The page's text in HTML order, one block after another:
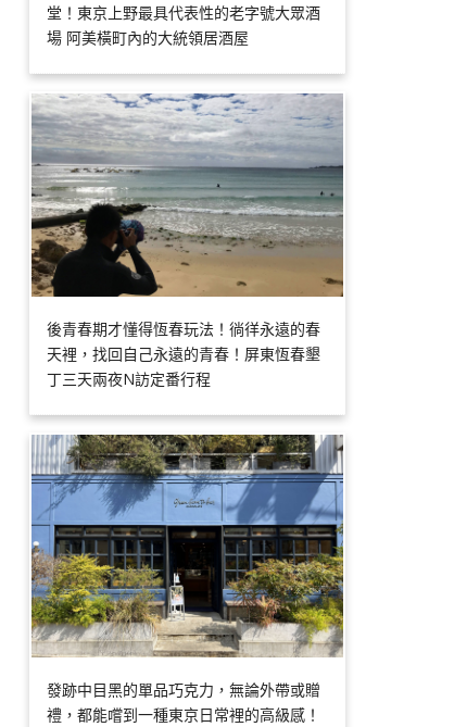
堂！東京上野最具代表性的老字號大眾酒
場 阿美橫町內的大統領居酒屋
後青春期才懂得恆春玩法！徜徉永遠的春
天裡，找回自己永遠的青春！屏東恆春墾
丁三天兩夜N訪定番行程
發跡中目黑的單品巧克力，無論外帶或贈
禮，都能嚐到一種東京日常裡的高級感！